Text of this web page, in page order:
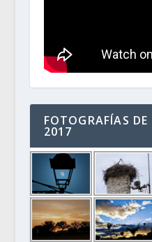
FOTOGRAFÍAS DE
2017